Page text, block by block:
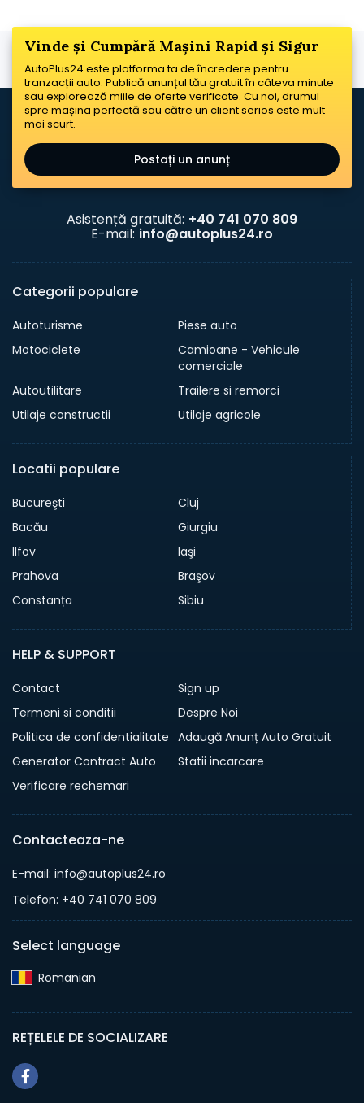
Vinde și Cumpără Mașini Rapid și Sigur
AutoPlus24 este platforma ta de încredere pentru
tranzacții auto. Publică anunțul tău gratuit în câteva minute
sau explorează miile de oferte verificate. Cu noi, drumul
spre mașina perfectă sau către un client serios este mult
mai scurt.
Postați un anunț
Asistență gratuită: +40 741 070 809
E-mail: info@autoplus24.ro
Categorii populare
Autoturisme
Piese auto
Motociclete
Camioane - Vehicule
comerciale
Autoutilitare
Trailere si remorci
Utilaje constructii
Utilaje agricole
Locatii populare
Bucureşti
Cluj
Bacău
Giurgiu
Ilfov
Iaşi
Prahova
Braşov
Constanța
Sibiu
HELP & SUPPORT
Contact
Sign up
Termeni si conditii
Despre Noi
Politica de confidentialitate Adaugă Anunț Auto Gratuit
Generator Contract Auto
Statii incarcare
Verificare rechemari
Contacteaza-ne
E-mail: info@autoplus24.ro
Telefon: +40 741 070 809
Select language
Romanian‎
REȚELELE DE SOCIALIZARE